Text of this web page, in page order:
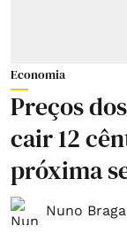
Economia
Preços
cair 12
próxima
Nuno Braga